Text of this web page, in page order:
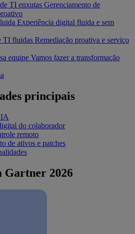
TI enxutas Gerenciamento de
Experiência digital fluida e sem
TI fluidas Remediação proativa e serviço
equipe Vamos fazer a transformação
principais
do colaborador
remoto
de ativos e patches
Gartner 2026